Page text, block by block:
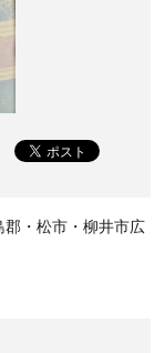
・松市・柳井市広